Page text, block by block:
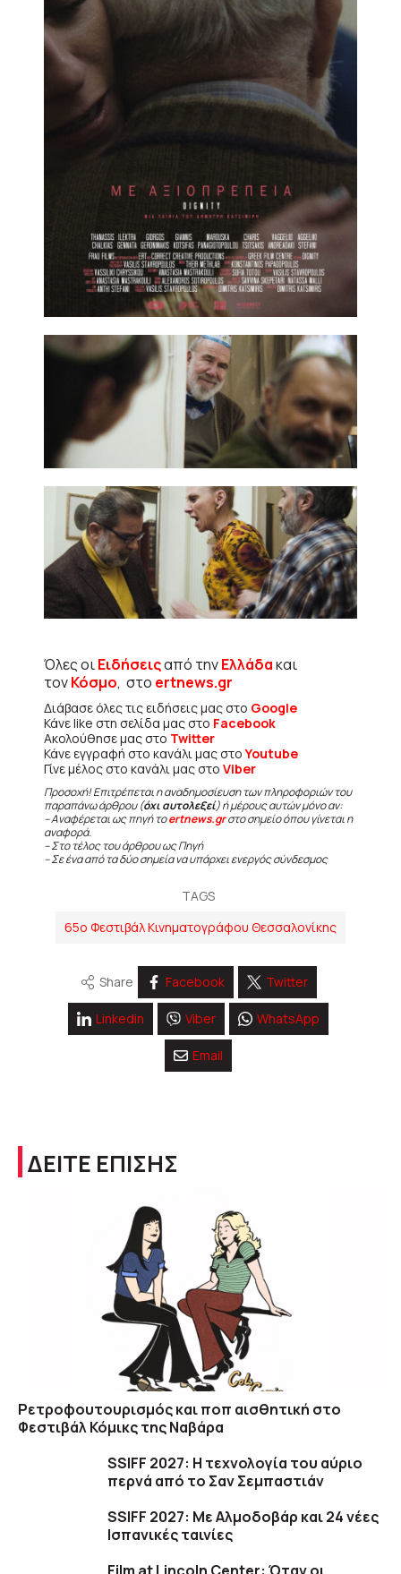
Όλες οιΕιδήσειςαπό τηνΕλλάδακαι
τονΚόσμο, στο ertnews.gr
Διάβασε όλες τις ειδήσεις μας στο Google
Κάνε like στη σελίδα μας στο Facebook
Ακολούθησε μας στο Twitter
Κάνε εγγραφή στο κανάλι μας στοYoutube
Γίνε μέλος στο κανάλι μας στο Viber
Προσοχή! Επιτρέπεται η αναδημοσίευση των πληροφοριών του
παραπάνω άρθρου (όχι αυτολεξεί) ή μέρους αυτών μόνο αν:
– Αναφέρεται ως πηγή τοertnews.grστο σημείο όπου γίνεται η
αναφορά.
– Στο τέλος του άρθρου ως Πηγή
– Σε ένα από τα δύο σημεία να υπάρχει ενεργός σύνδεσμος
TAGS
65ο Φεστιβάλ Κινηματογράφου Θεσσαλονίκης
Share Facebook Twitter
Linkedin Viber WhatsApp
Email
ΔΕΙΤΕ ΕΠΙΣΗΣ
Ρετροφουτουρισμός και ποπ αισθητική στο
Φεστιβάλ Κόμικς της Ναβάρα
SSIFF 2027: Η τεχνολογία του αύριο
περνά από το Σαν Σεμπαστιάν
SSIFF 2027: Με Αλμοδοβάρ και 24 νέες
Ισπανικές ταινίες